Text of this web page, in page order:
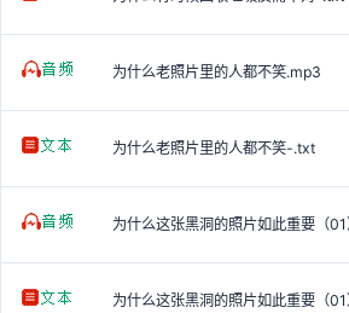
为什么老照片里的人都不笑.mp3
为什么老照片里的人都不笑-.txt
为什么这张黑洞的照片如此重要（
为什么这张黑洞的照片如此重要（